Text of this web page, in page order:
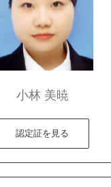
小林 美暁
認定証を見る